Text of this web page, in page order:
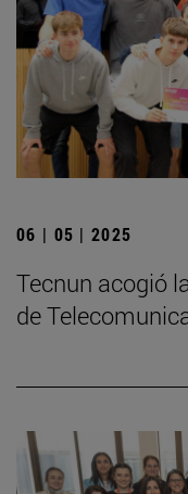
06 | 05 | 2025
­Tecnun acogió
de